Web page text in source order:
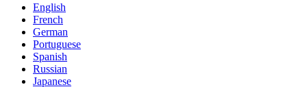
English
French
German
Portuguese
Spanish
Russian
Japanese